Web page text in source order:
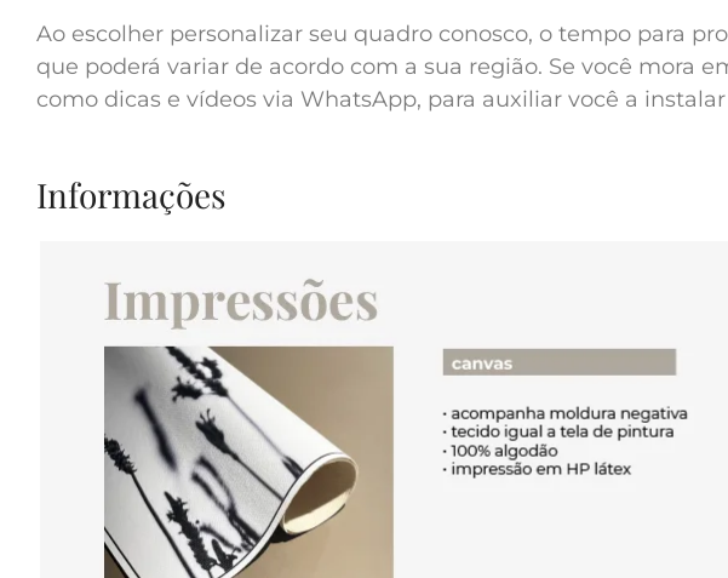
Ao escolher personalizar seu quadro conosco, o tempo para
que poderá variar de acordo com a sua região. Se você mora
como dicas e vídeos via WhatsApp, para auxiliar você a
Informações